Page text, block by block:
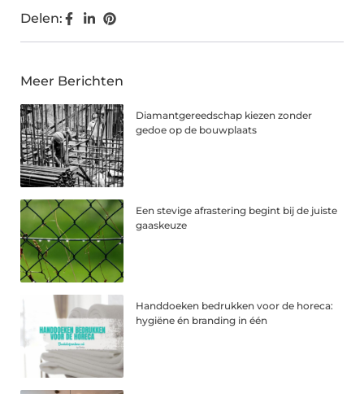
Delen:
Meer Berichten
Diamantgereedschap kiezen zonder
gedoe op de bouwplaats
Een stevige afrastering begint bij de juiste
gaaskeuze
Handdoeken bedrukken voor de horeca:
hygiëne én branding in één